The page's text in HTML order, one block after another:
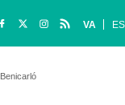
VA ES
Benicarló